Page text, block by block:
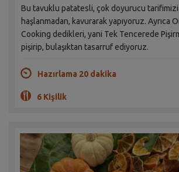
Bu tavuklu patatesli, çok doyurucu tarifimizi
haşlanmadan, kavurarak yapıyoruz. Ayrıca
Cooking dedikleri, yani Tek Tencerede
pişirip, bulaşıktan tasarruf ediyoruz.
Hazırlama 20 dakika
6 Kişilik